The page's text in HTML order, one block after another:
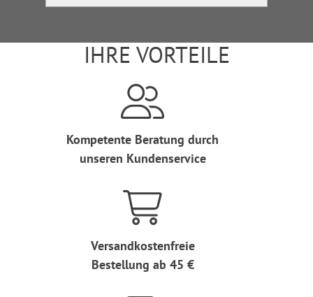
IHRE VORTEILE
Kompetente Beratung durch
unseren Kundenservice
Versandkostenfreie
Bestellung ab 45 €